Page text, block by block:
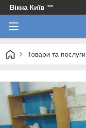
Вікна Київ ™
Товари та послуги